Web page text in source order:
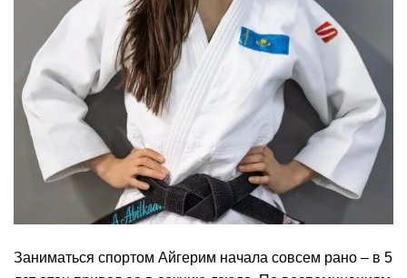
Заниматься спортом Айгерим начала совсем рано – в 5